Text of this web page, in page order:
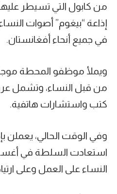
من كابول التي تسيطر
إذاعة “بيغوم” أصوات
في جميع أنحاء أفغانستان.
ويملأ موظفو المحطة موجات
من قبل النساء، وتشمل
كتب واستشارات هاتفية.
وفي الوقت الحالي، يعملن
استعادت السلطة في
النساء على العمل وعلى